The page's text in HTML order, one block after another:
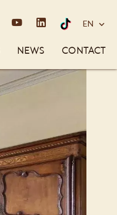
EN
NEWS CONTACT